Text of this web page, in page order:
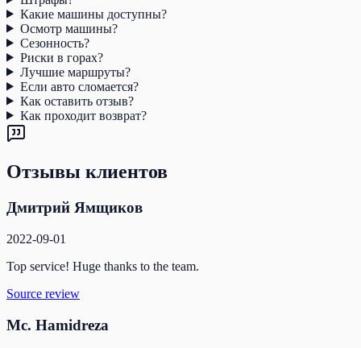
Какие машины доступны?
Осмотр машины?
Сезонность?
Риски в горах?
Лучшие маршруты?
Если авто сломается?
Как оставить отзыв?
Как проходит возврат?
Отзывы клиентов
Дмитрий Ямщиков
2022-09-01
Top service! Huge thanks to the team.
Source review
Mc. Hamidreza